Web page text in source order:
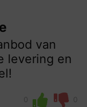
van
levering en
0 0